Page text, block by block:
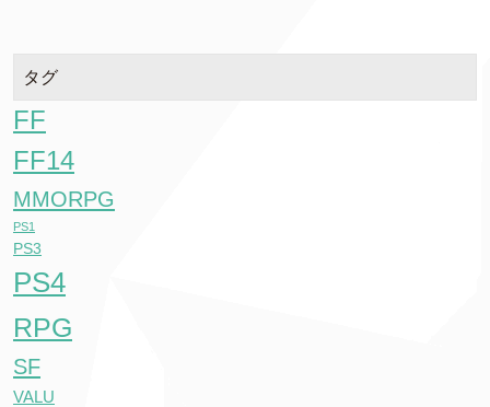
タグ
FF
FF14
MMORPG
PS1
PS3
PS4
RPG
SF
VALU